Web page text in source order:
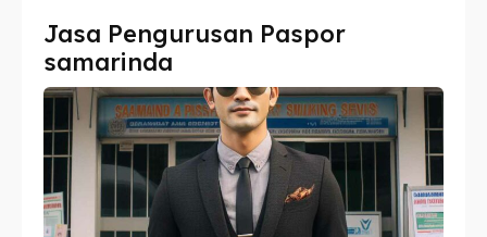
Imta
Legalisir
Apostille
Penerjemah
Imta
Legalisir
Apostille
Penerjemah
Jasa Pengurusan Paspor
samarinda